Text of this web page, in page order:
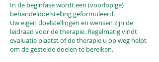
In de beginfase wordt een (voorlopige)
behandeldoelstelling geformuleerd.
Uw eigen doelstellingen en wensen zijn de
leidraad voor de therapie. Regelmatig vindt
evaluatie plaatst of de therapie u op weg helpt
om de gestelde doelen te bereiken.